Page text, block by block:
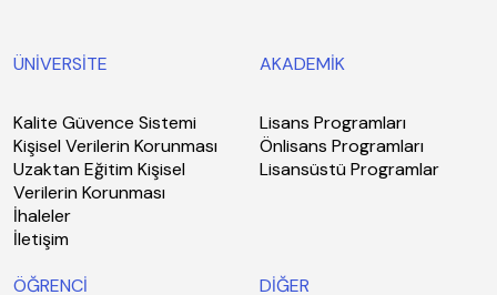
ÜNİVERSİTE
Kalite Güvence Sistemi
Kişisel Verilerin Korunması
Uzaktan Eğitim Kişisel
Verilerin Korunması
İhaleler
İletişim
AKADEMİK
Lisans Programları
Önlisans Programları
Lisansüstü Programlar
ÖĞRENCİ DİĞER